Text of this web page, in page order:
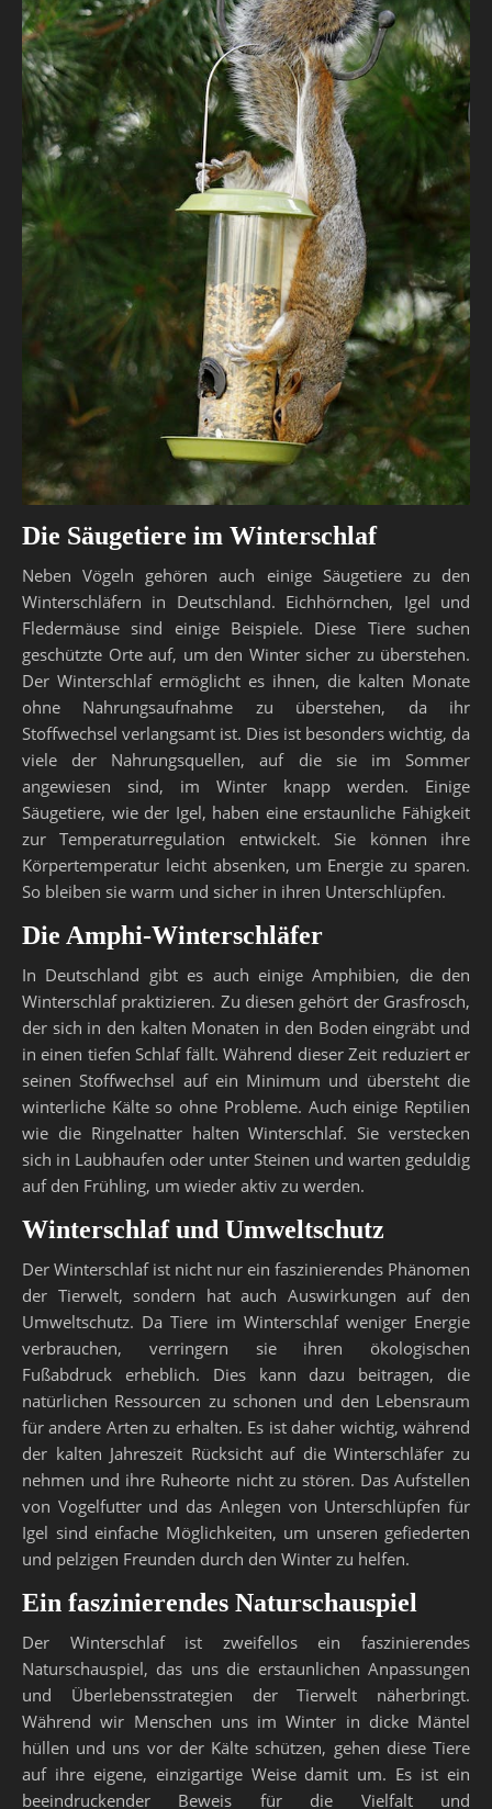
Die Säugetiere im Winterschlaf
Neben Vögeln gehören auch einige Säugetiere zu den
Winterschläfern in Deutschland. Eichhörnchen, Igel und
Fledermäuse sind einige Beispiele. Diese Tiere suchen
geschützte Orte auf, um den Winter sicher zu überstehen.
Der Winterschlaf ermöglicht es ihnen, die kalten Monate
ohne Nahrungsaufnahme zu überstehen, da ihr
Stoffwechsel verlangsamt ist. Dies ist besonders wichtig, da
viele der Nahrungsquellen, auf die sie im Sommer
angewiesen sind, im Winter knapp werden. Einige
Säugetiere, wie der Igel, haben eine erstaunliche Fähigkeit
zur Temperaturregulation entwickelt. Sie können ihre
Körpertemperatur leicht absenken, um Energie zu sparen.
So bleiben sie warm und sicher in ihren Unterschlüpfen.
Die Amphi-Winterschläfer
In Deutschland gibt es auch einige Amphibien, die den
Winterschlaf praktizieren. Zu diesen gehört der Grasfrosch,
der sich in den kalten Monaten in den Boden eingräbt und
in einen tiefen Schlaf fällt. Während dieser Zeit reduziert er
seinen Stoffwechsel auf ein Minimum und übersteht die
winterliche Kälte so ohne Probleme. Auch einige Reptilien
wie die Ringelnatter halten Winterschlaf. Sie verstecken
sich in Laubhaufen oder unter Steinen und warten geduldig
auf den Frühling, um wieder aktiv zu werden.
Winterschlaf und Umweltschutz
Der Winterschlaf ist nicht nur ein faszinierendes Phänomen
der Tierwelt, sondern hat auch Auswirkungen auf den
Umweltschutz. Da Tiere im Winterschlaf weniger Energie
verbrauchen, verringern sie ihren ökologischen
Fußabdruck erheblich. Dies kann dazu beitragen, die
natürlichen Ressourcen zu schonen und den Lebensraum
für andere Arten zu erhalten. Es ist daher wichtig, während
der kalten Jahreszeit Rücksicht auf die Winterschläfer zu
nehmen und ihre Ruheorte nicht zu stören. Das Aufstellen
von Vogelfutter und das Anlegen von Unterschlüpfen für
Igel sind einfache Möglichkeiten, um unseren gefiederten
und pelzigen Freunden durch den Winter zu helfen.
Ein faszinierendes Naturschauspiel
Der Winterschlaf ist zweifellos ein faszinierendes
Naturschauspiel, das uns die erstaunlichen Anpassungen
und Überlebensstrategien der Tierwelt näherbringt.
Während wir Menschen uns im Winter in dicke Mäntel
hüllen und uns vor der Kälte schützen, gehen diese Tiere
auf ihre eigene, einzigartige Weise damit um. Es ist ein
beeindruckender Beweis für die Vielfalt und